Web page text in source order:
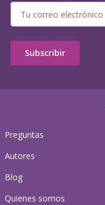
Preguntas
Autores
Blog
Quienes somos
Subscribir